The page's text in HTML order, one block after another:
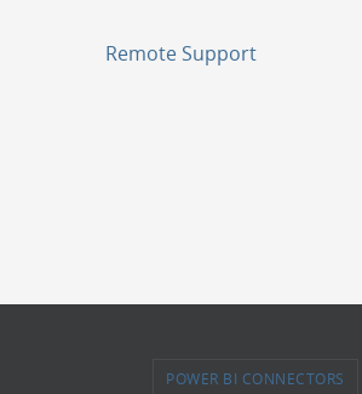
Remote Support
POWER BI CONNECTORS